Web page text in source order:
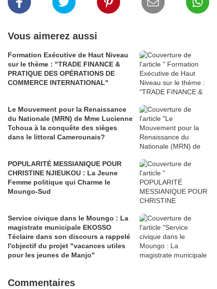
Vous aimerez aussi
Formation Exécutive de Haut Niveau
sur le thème : "TRADE FINANCE &
PRATIQUE DES OPÉRATIONS DE
COMMERCE INTERNATIONAL"
Le Mouvement pour la Renaissance
du Nationale (MRN) de Mme Lucienne
Tchoua à la conquête des sièges
dans le littoral Camerounais?
POPULARITÉ MESSIANIQUE POUR
CHRISTINE NJIEUKOU : La Jeune
Femme politique qui Charme le
Moungo-Sud
Service civique dans le Moungo : La
magistrate municipale EKOSSO
Téclaire dans son discours a rappelé
l'objectif du projet "vacances utiles
pour les jeunes de Manjo"
Commentaires